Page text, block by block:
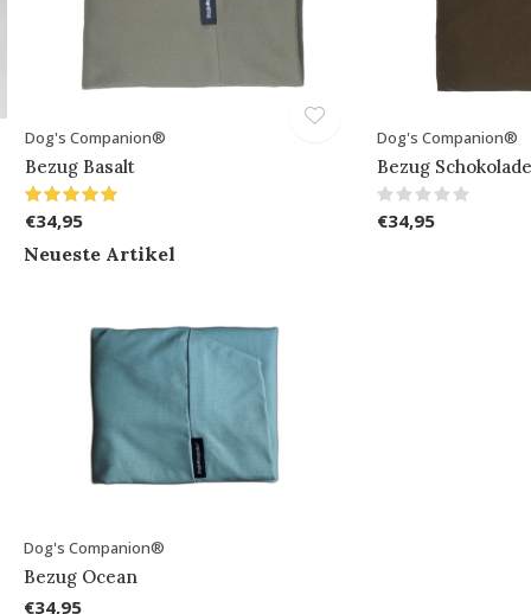
Dog's Companion®
Bezug Basalt
€34,95
Dog's Companion®
Bezug
€34,95
Neueste Artikel
Dog's Companion®
Bezug Ocean
€34,95